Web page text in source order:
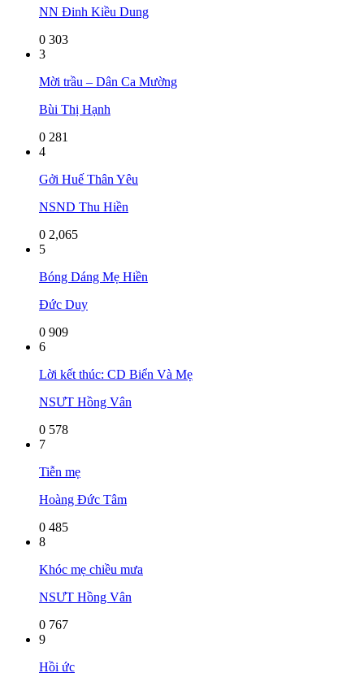
NN Đinh Kiều Dung
0 303
3
Mời trầu – Dân Ca Mường
Bùi Thị Hạnh
0 281
4
Gởi Huế Thân Yêu
NSND Thu Hiền
0 2,065
5
Bóng Dáng Mẹ Hiền
Đức Duy
0 909
6
Lời kết thúc: CD Biển Và Mẹ
NSƯT Hồng Vân
0 578
7
Tiễn mẹ
Hoàng Đức Tâm
0 485
8
Khóc mẹ chiều mưa
NSƯT Hồng Vân
0 767
9
Hồi ức